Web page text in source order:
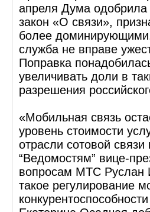
апреля Дума одобрила
закон «О связи»,
более
служба не вправе
Поправка
увеличивать доли в
разрешения
«Мобильная связь
уровень стоимости
отрасли сотовой
“Ведомостям” вице-
вопросам МТС Руслан
такое регулирование